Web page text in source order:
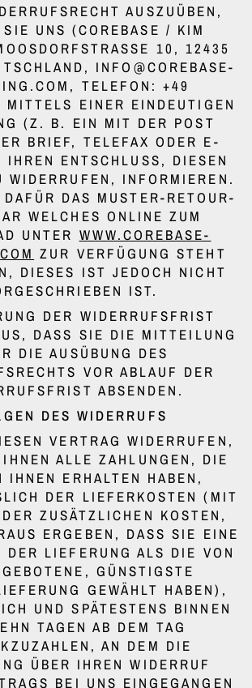
AUSZUÜBEN,
SIE UNS (COREBASE / KIM
10, 12435 B
INFO@COREBASE-C
TELEFON: +49 3
EINER EINDEUTIGEN E
(Z. B. EIN MIT DER POST V
BRIEF, TELEFAX ODER E-M
ENTSCHLUSS, DIESEN V
INFORMIEREN. S
DAS MUSTER-RETOUR-F
WELCHES ONLINE ZUM D
UNTER WWW.COREBASE-
ZUR VERFÜGUNG STEHT
DIESES IST JEDOCH NICHT
IST.
DER WIDERRUFSFRIST
DASS SIE DIE MITTEILUNG
DIE AUSÜBUNG DES
VOR ABLAUF DER
ABSENDEN.
DES WIDERRUFS
VERTRAG WIDERRUFEN,
ALLE ZAHLUNGEN, DIE
IHNEN ERHALTEN HABEN,
DER LIEFERKOSTEN (MIT A
ZUSÄTZLICHEN KOSTEN, D
ERGEBEN, DASS SIE EINE A
LIEFERUNG ALS DIE VON U
GÜNSTIGSTE S
GEWÄHLT HABEN), U
UND SPÄTESTENS BINNEN V
TAGEN AB DEM TAG Z
AN DEM DIE M
ÜBER IHREN WIDERRUF D
BEI UNS EINGEGANGEN I